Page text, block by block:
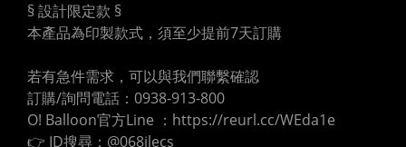
§ 設計限定款 §
本產品為印製款式，須至少提前7天訂購
若有急件需求，可以與我們聯繫確認
訂購/詢問電話：0938-913-800
O! Balloon官方Line ：https://reurl.cc/WEda1e
👉 ID搜尋：@068ilecs